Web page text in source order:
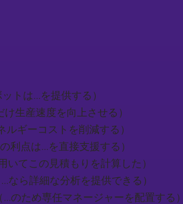
トは...を提供する）
生産速度を向上させる）
ルギーコストを削減する）
利点は...を直接支援する）
いてこの見積もりを計算した）
なら詳細な分析を提供できる）
...のため専任マネージャーを配置する